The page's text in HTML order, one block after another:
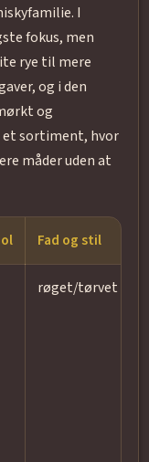
I
fokus, men
rye til mere
og i den
og
sortiment, hvor
måder uden at
Fad og stil
røget/tørvet